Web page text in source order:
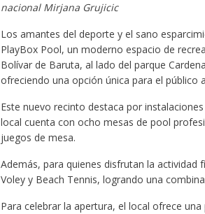
nacional Mirjana Grujicic
Los amantes del deporte y el sano
PlayBox Pool, un moderno espacio de
Bolívar de Baruta, al lado del parque
ofreciendo una opción única para el público
Este nuevo recinto destaca por
local cuenta con ocho mesas de pool
juegos de mesa.
Además, para quienes disfrutan la
Voley y Beach Tennis, logrando una
Para celebrar la apertura, el local ofrece